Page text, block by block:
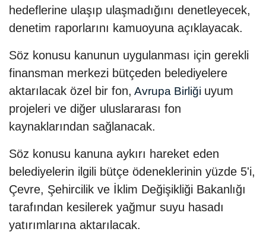
hedeflerine ulaşıp ulaşmadığını denetleyecek,
denetim raporlarını kamuoyuna açıklayacak.
Söz konusu kanunun uygulanması için gerekli
finansman merkezi bütçeden belediyelere
aktarılacak özel bir fon, Avrupa Birliği uyum
projeleri ve diğer uluslararası fon
kaynaklarından sağlanacak.
Söz konusu kanuna aykırı hareket eden
belediyelerin ilgili bütçe ödeneklerinin yüzde 5'i,
Çevre, Şehircilik ve İklim Değişikliği Bakanlığı
tarafından kesilerek yağmur suyu hasadı
yatırımlarına aktarılacak.